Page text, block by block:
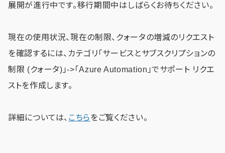
展開が進行中です。移行期間中はしばらくお待ちください。
現在の使用状況、現在の制限、クォータの増減のリクエスト
を確認するには、カテゴリ「サービスとサブスクリプションの
制限 (クォータ)」->「Azure Automation」でサポート リクエ
ストを作成します。
詳細については、 こちらをご覧ください。